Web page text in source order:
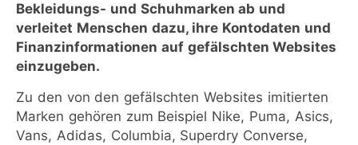
Bekleidungs- und Schuhmarken ab und
verleitet Menschen dazu, ihre Kontodaten und
Finanzinformationen auf gefälschten Websites
einzugeben.
Zu den von den gefälschten Websites imitierten
Marken gehören zum Beispiel Nike, Puma, Asics,
Vans, Adidas, Columbia, Superdry Converse,